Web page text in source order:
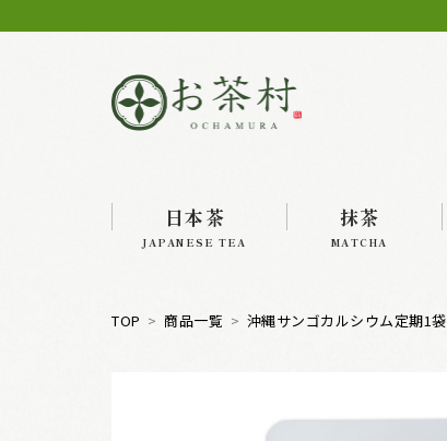
日本茶
JAPANESE TEA
抹茶
MATCHA
TOP 商品一覧 沖縄サンゴカルシウム定期1袋